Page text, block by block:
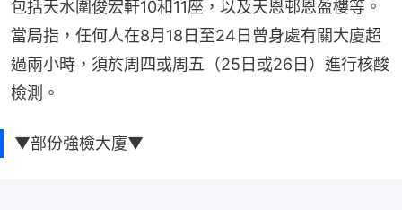
包括天水圍俊宏軒10和11座，以及天恩邨恩盈樓等。
當局指，任何人在8月18日至24日曾身處有關大廈超
過兩小時，須於周四或周五（25日或26日）進行核酸
檢測。
▼部份強檢大廈▼